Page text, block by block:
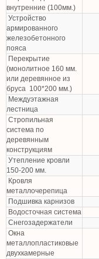
внутренние (100мм.)
Устройство
армированного
железобетонного
пояса
Перекрытие
(монолитное 160 мм.
или деревянное из
бруса 100*200 мм.)
Междуэтажная
лестница
Стропильная
система по
деревянным
конструкциям
Утепление кровли
150-200 мм.
Кровля
металлочерепица
Подшивка карнизов
Водосточная система
Снегозадержатели
Окна
металлопластиковые
двухкамерные